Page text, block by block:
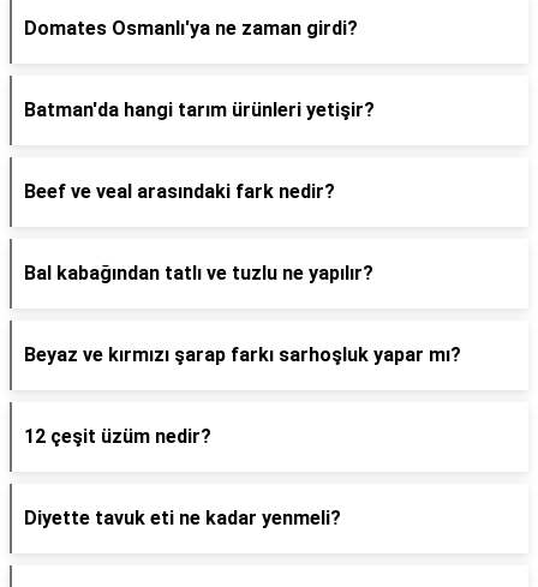
Domates Osmanlı'ya ne zaman girdi?
Batman'da hangi tarım ürünleri yetişir?
Beef ve veal arasındaki fark nedir?
Bal kabağından tatlı ve tuzlu ne yapılır?
Beyaz ve kırmızı şarap farkı sarhoşluk yapar mı?
12 çeşit üzüm nedir?
Diyette tavuk eti ne kadar yenmeli?